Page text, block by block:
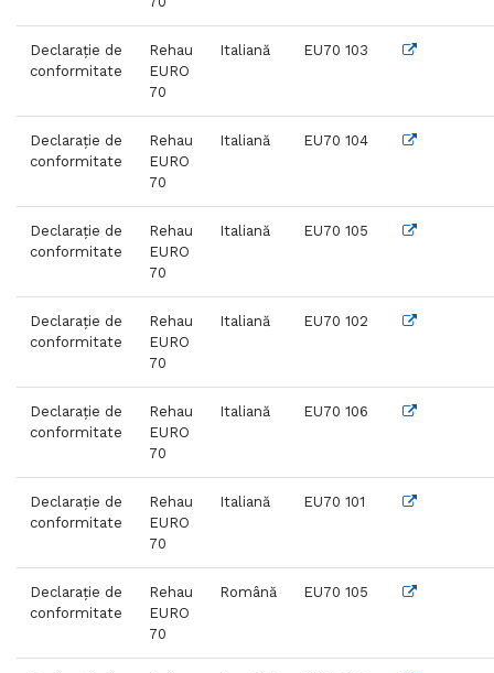
Declarație de
conformitate
Rehau
EURO
70
Italiană EU70 103
Declarație de
conformitate
Rehau
EURO
70
Italiană EU70 104
Declarație de
conformitate
Rehau
EURO
70
Italiană EU70 105
Declarație de
conformitate
Rehau
EURO
70
Italiană EU70 102
Declarație de
conformitate
Rehau
EURO
70
Italiană EU70 106
Declarație de
conformitate
Rehau
EURO
70
Italiană EU70 101
Declarație de
conformitate
Rehau
EURO
70
Română EU70 105